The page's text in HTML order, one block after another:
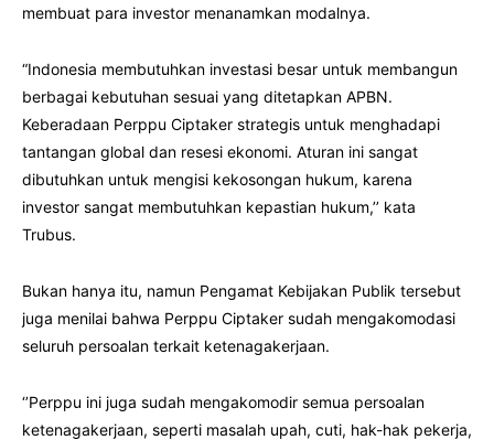
membuat para investor menanamkan modalnya.
“Indonesia membutuhkan investasi besar untuk membangun
berbagai kebutuhan sesuai yang ditetapkan APBN.
Keberadaan Perppu Ciptaker strategis untuk menghadapi
tantangan global dan resesi ekonomi. Aturan ini sangat
dibutuhkan untuk mengisi kekosongan hukum, karena
investor sangat membutuhkan kepastian hukum,’’ kata
Trubus.
Bukan hanya itu, namun Pengamat Kebijakan Publik tersebut
juga menilai bahwa Perppu Ciptaker sudah mengakomodasi
seluruh persoalan terkait ketenagakerjaan.
‘’Perppu ini juga sudah mengakomodir semua persoalan
ketenagakerjaan, seperti masalah upah, cuti, hak-hak pekerja,